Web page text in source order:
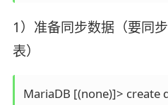
1）准备同步数据（要同
表）
MariaDB [(none)]> create